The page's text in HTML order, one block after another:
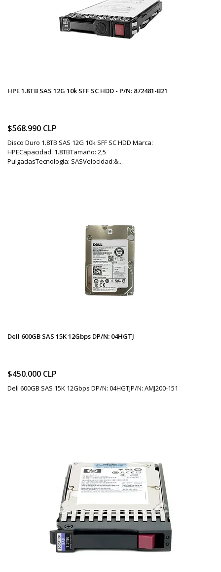
HPE 1.8TB SAS 12G 10k SFF SC HDD - P/N: 872481-B21
$568.990 CLP
Disco Duro 1.8TB SAS 12G 10k SFF SC HDD Marca:
HPECapacidad: 1.8TBTamaño: 2,5
PulgadasTecnología: SASVelocidad:&...
Dell 600GB SAS 15K 12Gbps DP/N: 04HGTJ
$450.000 CLP
Dell 600GB SAS 15K 12Gbps DP/N: 04HGTJP/N: AMJ200-151